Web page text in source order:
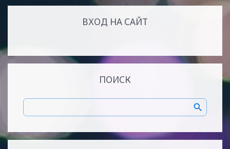
ВХОД НА САЙТ
ПОИСК